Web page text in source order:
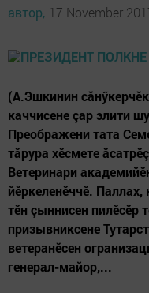
автор, 17 November
(А.Эшкинин
каччисене çар элити
Преображени тата
тăрура хӗсмете
Ветеринари
йӗркеленӗччӗ.
тӗн çыннисен пилӗсӗр
призывниксене
ветеранӗсен
генерал-майор,...